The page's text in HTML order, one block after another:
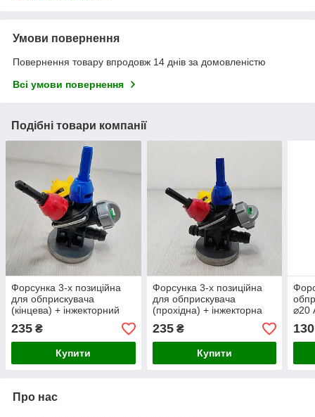
Умови повернення
Повернення товару впродовж 14 днів за домовленістю
Всі умови повернення
Подібні товари компанії
Форсунка 3-х позиційна
для обприскувача
(кінцева) + інжекторний
235 ₴
Купити
Форсунка 3-х позиційна
для обприскувача
(прохідна) + інжекторна
235₴
Купити
⌀20
130
Про нас